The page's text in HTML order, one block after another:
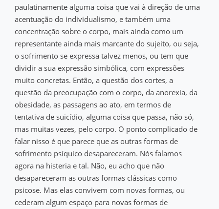
paulatinamente alguma coisa que vai à direção de uma
acentuação do individualismo, e também uma
concentração sobre o corpo, mais ainda como um
representante ainda mais marcante do sujeito, ou seja,
o sofrimento se expressa talvez menos, ou tem que
dividir a sua expressão simbólica, com expressões
muito concretas. Então, a questão dos cortes, a
questão da preocupação com o corpo, da anorexia, da
obesidade, as passagens ao ato, em termos de
tentativa de suicídio, alguma coisa que passa, não só,
mas muitas vezes, pelo corpo. O ponto complicado de
falar nisso é que parece que as outras formas de
sofrimento psíquico desapareceram. Nós falamos
agora na histeria e tal. Não, eu acho que não
desapareceram as outras formas clássicas como
psicose. Mas elas convivem com novas formas, ou
cederam algum espaço para novas formas de